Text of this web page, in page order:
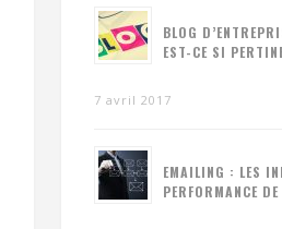
BLOG
EST-CE SI
7 avril 2017
EMAILING : LES
PERFORMANCE